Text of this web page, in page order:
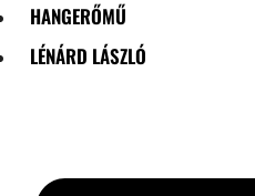
HANGERŐMŰ
LÉNÁRD LÁSZLÓ